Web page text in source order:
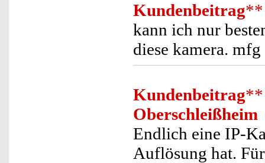
Kundenbeitrag**
kann ich nur
diese kamera. mfg
Kundenbeitrag**
Oberschleißheim
Endlich eine IP-
Auflösung hat.